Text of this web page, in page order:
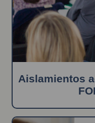
Aislamientos